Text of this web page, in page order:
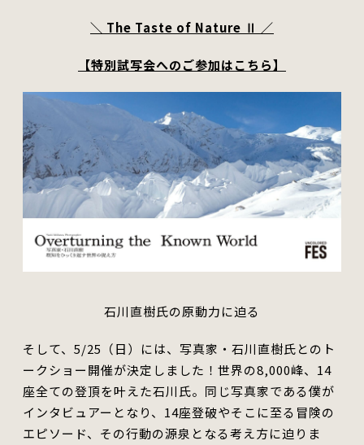
＼ The Taste of Nature Ⅱ ／
【特別試写会へのご参加はこちら】
石川直樹氏の原動力に迫る
そして、5/25（日）には、写真家・石川直樹氏とのト
ークショー開催が決定しました！ 世界の8,000峰、14
座全ての登頂を叶えた石川氏。 同じ写真家である僕が
インタビュアーとなり、14座登破やそこに至る冒険の
エピソード、その行動の源泉となる考え方に迫りま